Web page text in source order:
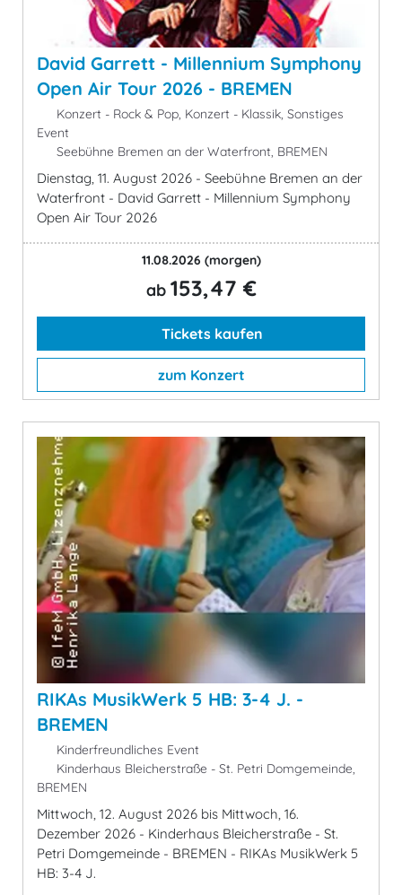
David Garrett - Millennium Symphony
Open Air Tour 2026 - BREMEN
Konzert - Rock & Pop, Konzert - Klassik, Sonstiges
Event
Seebühne Bremen an der Waterfront, BREMEN
Dienstag, 11. August 2026 - Seebühne Bremen an der
Waterfront - David Garrett - Millennium Symphony
Open Air Tour 2026
11.08.2026 (morgen)
ab 153,47 €
Tickets kaufen
zum Konzert
RIKAs MusikWerk 5 HB: 3-4 J. -
BREMEN
Kinderfreundliches Event
Kinderhaus Bleicherstraße - St. Petri Domgemeinde,
BREMEN
Mittwoch, 12. August 2026 bis Mittwoch, 16.
Dezember 2026 - Kinderhaus Bleicherstraße - St.
Petri Domgemeinde - BREMEN - RIKAs MusikWerk 5
HB: 3-4 J.